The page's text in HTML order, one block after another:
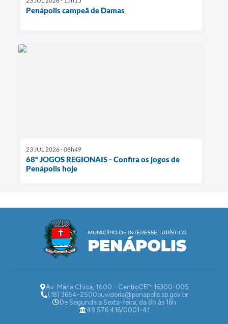
Penápolis campeã de Damas
23 JUL 2026 - 08h49
68º JOGOS REGIONAIS - Confira os jogos de
Penápolis hoje
Av. Maria Chica, 1400 - CentroCEP: 16300-005
(18) 3654-2500ouvidoria@penapolis.sp.gov.br
De Segunda a Sexta-feira, da 8h às 16h
49.576.416/0001-41